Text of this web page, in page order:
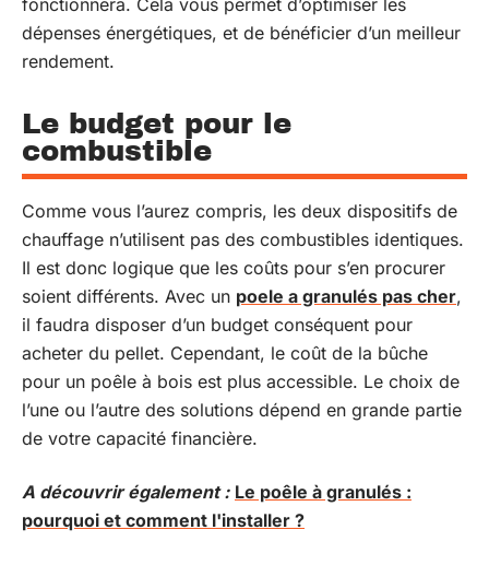
fonctionnera. Cela vous permet d’optimiser les
dépenses énergétiques, et de bénéficier d’un meilleur
rendement.
Le budget pour le
combustible
Comme vous l’aurez compris, les deux dispositifs de
chauffage n’utilisent pas des combustibles identiques.
Il est donc logique que les coûts pour s’en procurer
soient différents. Avec un poele a granulés pas cher,
il faudra disposer d’un budget conséquent pour
acheter du pellet. Cependant, le coût de la bûche
pour un poêle à bois est plus accessible. Le choix de
l’une ou l’autre des solutions dépend en grande partie
de votre capacité financière.
A découvrir également : Le poêle à granulés :
pourquoi et comment l'installer ?